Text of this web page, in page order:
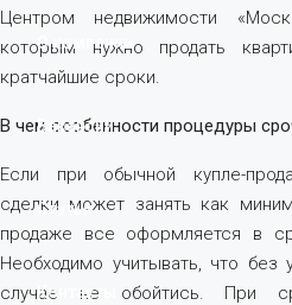
О компании
Вакансии
Статьи
Контакты
Центром недвижимости
которым нужно продать
кратчайшие сроки.
В чем особенности процедуры
Если при обычной купле-
сделки может занять как
продаже все оформляется в
Необходимо учитывать, что без
случае не обойтись. При